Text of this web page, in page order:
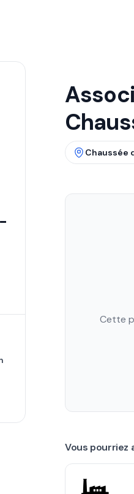
Chaussée
Cette
Vous pourriez